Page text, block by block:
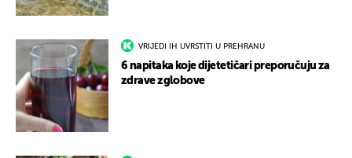
VRIJEDI IH UVRSTITI U PREHRANU
6 napitaka koje dijetetičari preporučuju za
zdrave zglobove